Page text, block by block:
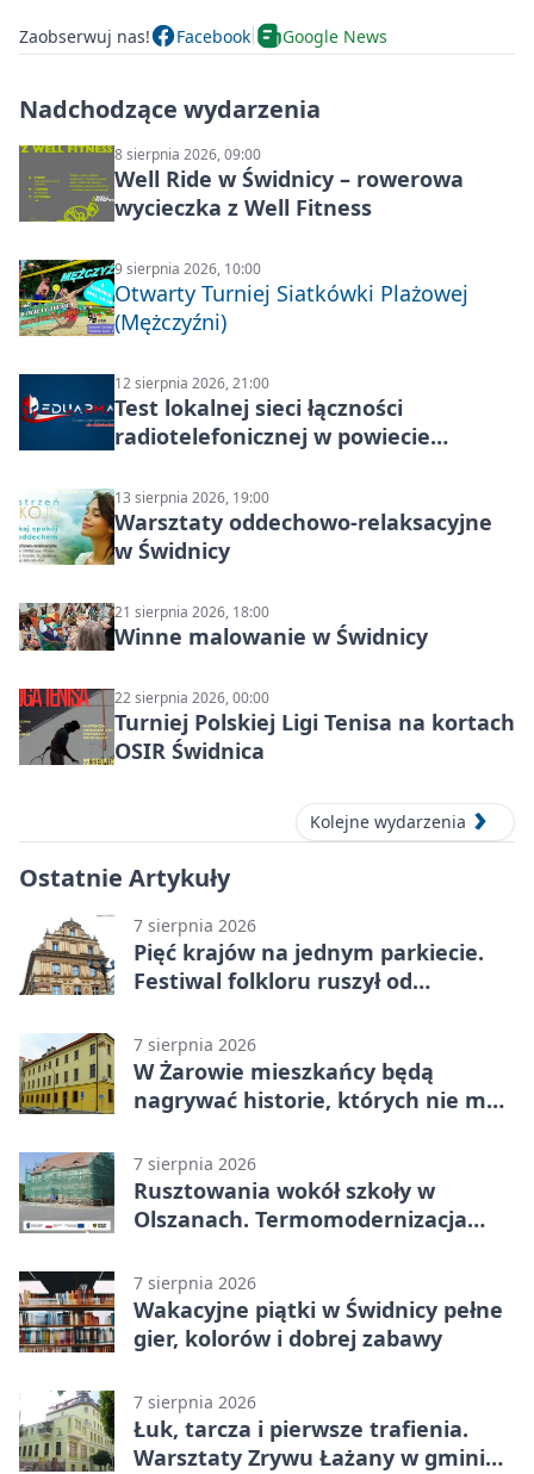
Zaobserwuj nas! Facebook Google News
Nadchodzące wydarzenia
8 sierpnia 2026, 09:00
Well Ride w Świdnicy – rowerowa
wycieczka z Well Fitness
9 sierpnia 2026, 10:00
Otwarty Turniej Siatkówki Plażowej
(Mężczyźni)
12 sierpnia 2026, 21:00
Test lokalnej sieci łączności
radiotelefonicznej w powiecie
13 sierpnia 2026, 19:00
Warsztaty oddechowo-relaksacyjne
w Świdnicy
21 sierpnia 2026, 18:00
Winne malowanie w Świdnicy
22 sierpnia 2026, 00:00
Turniej Polskiej Ligi Tenisa na kortach
OSIR Świdnica
Kolejne wydarzenia
Ostatnie Artykuły
7 sierpnia 2026
Pięć krajów na jednym parkiecie.
Festiwal folkloru ruszył od
7 sierpnia 2026
W Żarowie mieszkańcy będą
nagrywać historie, których nie ma
7 sierpnia 2026
Rusztowania wokół szkoły w
Olszanach. Termomodernizacja
7 sierpnia 2026
Wakacyjne piątki w Świdnicy pełne
gier, kolorów i dobrej zabawy
7 sierpnia 2026
Łuk, tarcza i pierwsze trafienia.
Warsztaty Zrywu Łażany w gminie